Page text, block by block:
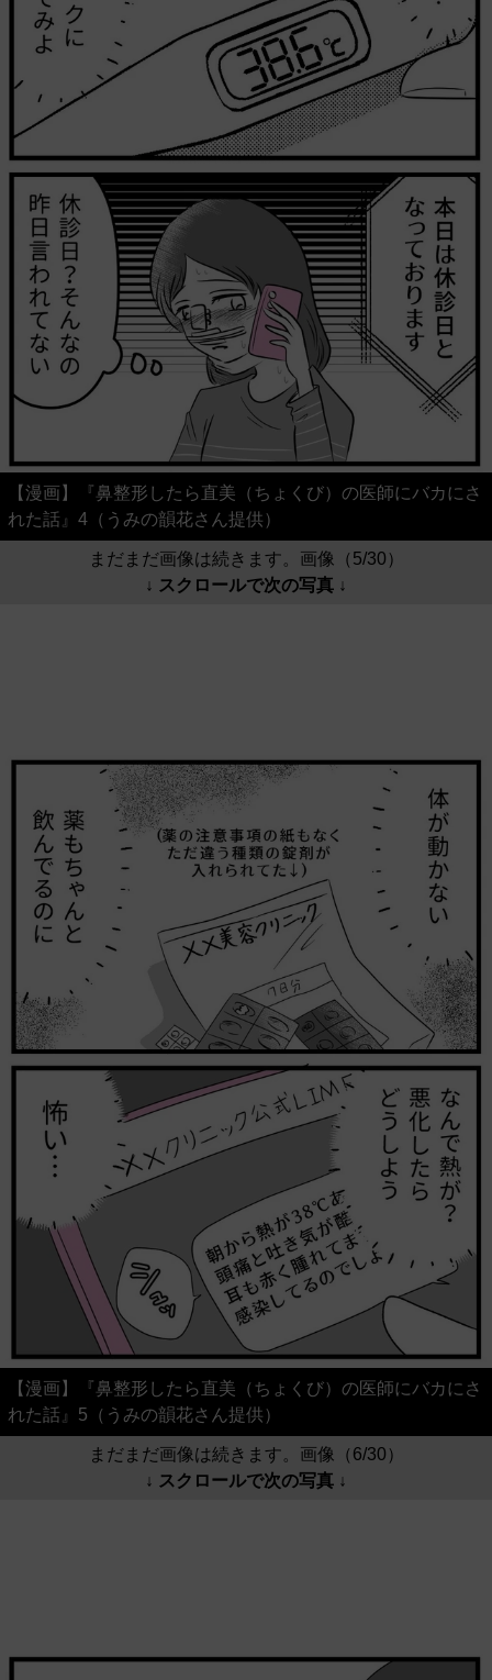
【漫画】『鼻整形したら直美（ちょくび）の医師にバカにさ
れた話』4（うみの韻花さん提供）
まだまだ画像は続きます。画像（5/30）
↓ スクロールで次の写真 ↓
【漫画】『鼻整形したら直美（ちょくび）の医師にバカにさ
れた話』5（うみの韻花さん提供）
まだまだ画像は続きます。画像（6/30）
↓ スクロールで次の写真 ↓